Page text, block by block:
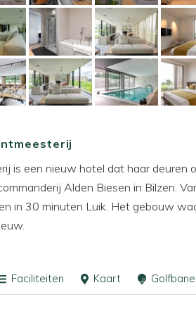
is een nieuw hotel dat haar
Alden Biesen in Bilzen.
in 30 minuten Luik. Het gebouw
Faciliteiten Kaart